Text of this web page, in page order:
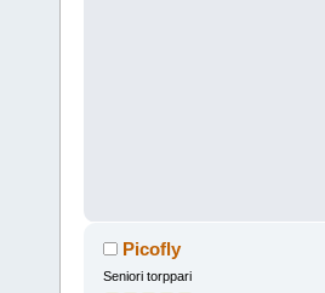
Picofly
Seniori torppari